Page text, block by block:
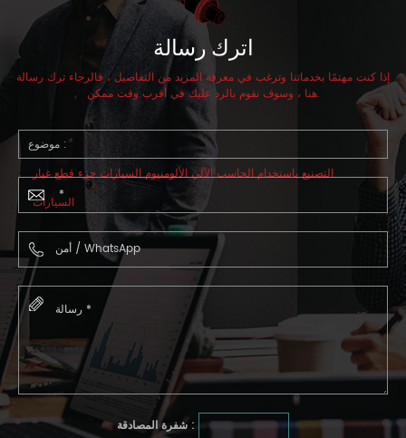
اترك رسالة
إذا كنت مهتمًا بخدماتنا وترغب في معرفة المزيد من التفاصيل ، فالرجاء ترك رسالة
هنا ، وسوف نقوم بالرد عليك في أقرب وقت ممكن.
موضوع :
التصنيع باستخدام الحاسب الآلي الألومنيوم السيارات جزء قطع غيار
السيارات
شفرة المصادقة :